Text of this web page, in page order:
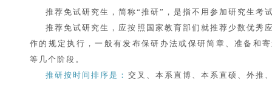
推荐免试研究生，简称“推研”，是指不用参加研究生考
推荐免试研究生，应按照国家教育部们就推荐少数优秀
作的规定执行，一般有发布保研办法或保研简章、准备和
等几个阶段。
推研按时间排序是： 交叉、本系直博、本系直硕、外推